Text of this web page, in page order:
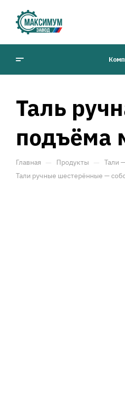
Таль
подъёма
Главная — Продукты — Тали
Тали ручные шестерённые —